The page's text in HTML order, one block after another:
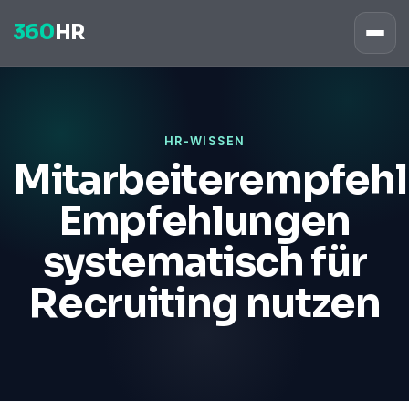
360 HR
HR-WISSEN
Empfehlungen
systematisch für
Recruiting nutzen